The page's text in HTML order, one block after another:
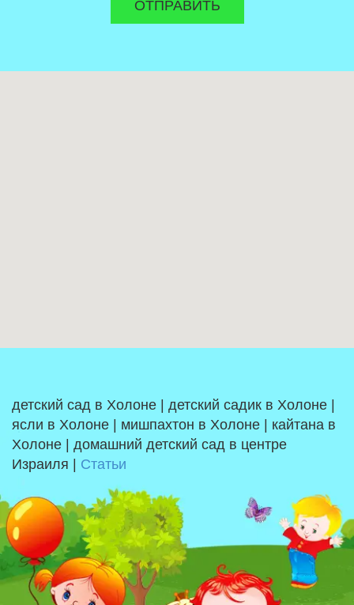
детский сад в Холоне | детский садик в Холоне |
ясли в Холоне | мишпахтон в Холоне | кайтана в
Холоне | домашний детский сад в центре
Израиля | Статьи